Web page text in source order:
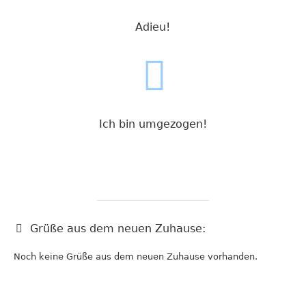
Adieu!
Ich bin umgezogen!
Grüße aus dem neuen Zuhause:
Noch keine Grüße aus dem neuen Zuhause vorhanden.